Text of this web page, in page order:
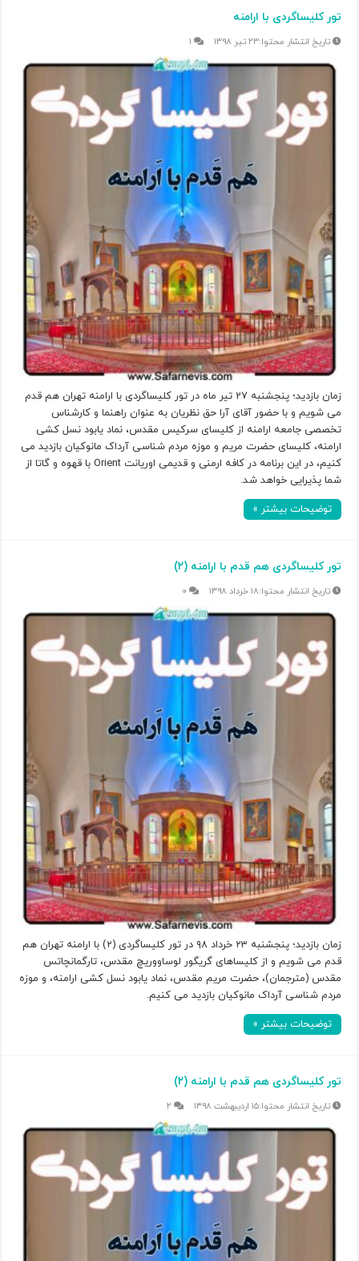
تور کلیساگردی با ارامنه
۲۳ تیر ۱۳۹۸ ۱
زمان بازدید؛ پنجشنبه 27 تیر ماه در تور کلیساگردی با ارامنه تهران هم قدم
می شویم و با حضور آقای آرا حق نظریان به عنوان راهنما و کارشناس
تخصصی جامعه ارامنه از کلیسای سرکیس مقدس، نماد یابود نسل کشی
ارامنه، کلیسای حضرت مریم و موزه مردم شناسی آرداک مانوکیان بازدید می
کنیم، در این برنامه در کافه ارمنی و قدیمی اوریانت Orient با قهوه و گاتا از
شما پذیرایی خواهد شد.
توضیحات بیشتر »
تور کلیساگردی هم قدم با ارامنه (۲)
۱۸ خرداد ۱۳۹۸ ۰
زمان بازدید؛ پنجشنبه ۲۳ خرداد ۹۸ در تور کلیساگردی (۲) با ارامنه تهران هم
قدم می شویم و از کلیساهای گریگور لوساووریچ مقدس، تارگمانچاتس
مقدس (مترجمان)، حضرت مریم مقدس، نماد یابود نسل کشی ارامنه، و موزه
مردم شناسی آرداک مانوکیان بازدید می کنیم.
توضیحات بیشتر »
تور کلیساگردی هم قدم با ارامنه (۲)
۱۵ اردیبهشت ۱۳۹۸ ۲